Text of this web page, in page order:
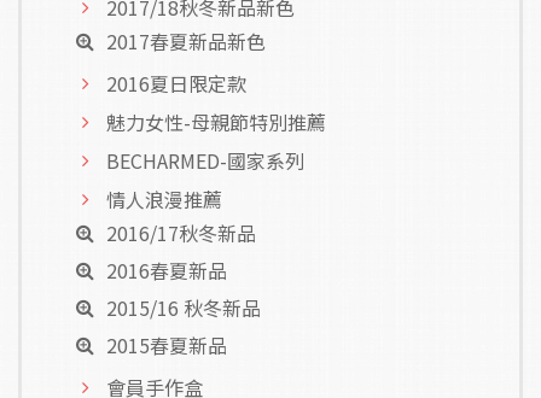
2017/18秋冬新品新色
2017春夏新品新色
2016夏日限定款
魅力女性-母親節特別推薦
BECHARMED-國家系列
情人浪漫推薦
2016/17秋冬新品
2016春夏新品
2015/16 秋冬新品
2015春夏新品
會員手作盒